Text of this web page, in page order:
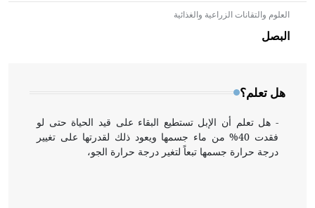
العلوم والتقانات الزراعية والغذائية
البصل
هل تعلم؟
- هل تعلم أن الأبلق نوع من الفنون الهندسية التي ارتبطت
بالعمارة الإسلامية في بلاد الشام ومصر خاصة، حيث يحرص
المعمار على بناء مداميكه وخاصة في الواجهات
- هل تعلم أن الإبل تستطيع البقاء على قيد الحياة حتى لو
فقدت 40% من ماء جسمها ويعود ذلك لقدرتها على تغيير
درجة حرارة جسمها تبعاً لتغير درجة حرارة الجو،